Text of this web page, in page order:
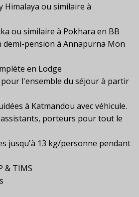
Himalaya ou similaire à
ou similaire à Pokhara en BB
demi-pension à Annapurna Mon
en Lodge
l'ensemble du séjour à partir
à Katmandou avec véhicule.
porteurs pour tout le
jusqu'à 13 kg/personne pendant
& TIMS